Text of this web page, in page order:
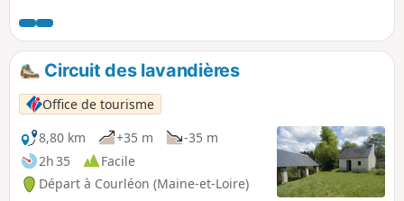
Circuit des lavandières
Office de tourisme
8,80 km
+35 m
-35 m
2h 35
Facile
Départ à Courléon (Maine-et-Loire)